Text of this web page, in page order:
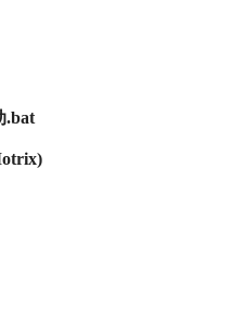
.bat